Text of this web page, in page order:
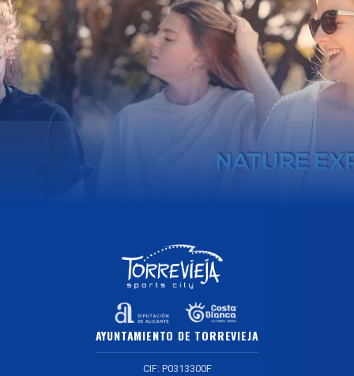
AYUNTAMIENTO DE TORREVIEJA
CIF: P0313300F